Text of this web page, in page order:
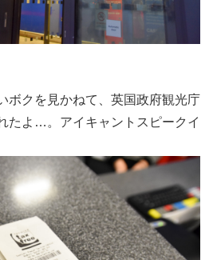
ボクを見かねて、英国政府観光庁
たよ…。アイキャントスピークイ